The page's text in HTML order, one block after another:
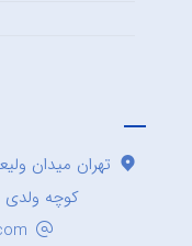
تهران میدان
کوچه ولدی پلاک ۳۹